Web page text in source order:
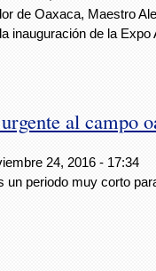
de Oaxaca, Maestro
inauguración de la Expo
al campo
24, 2016 - 17:34
un periodo muy corto